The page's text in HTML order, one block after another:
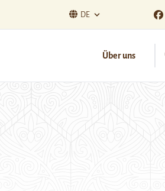
DE
Über uns